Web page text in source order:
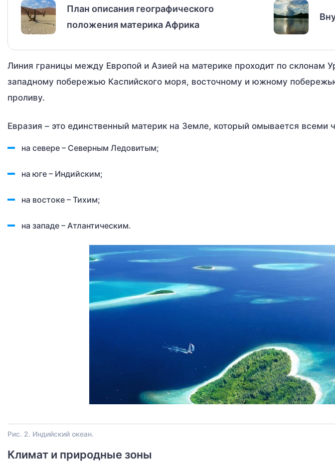
План описания географического
положения материка Африка
Линия границы между Европой и Азией на материке проходит по склонам
западному побережью Каспийского моря, восточному и южному
проливу.
Евразия – это единственный материк на Земле, который омывается всеми
на севере – Северным Ледовитым;
на юге – Индийским;
на востоке – Тихим;
на западе – Атлантическим.
Рис. 2. Индийский океан.
Климат и природные зоны